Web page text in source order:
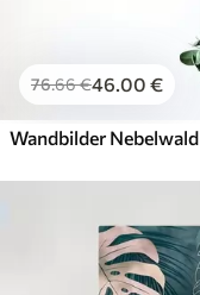
76.66€46.00 €
Wandbilder Nebelwald